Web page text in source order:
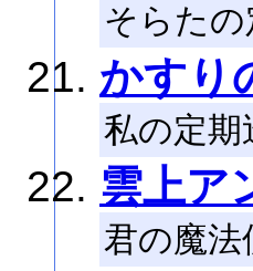
そらた
かすり
私の定期
雲上ア
君の魔